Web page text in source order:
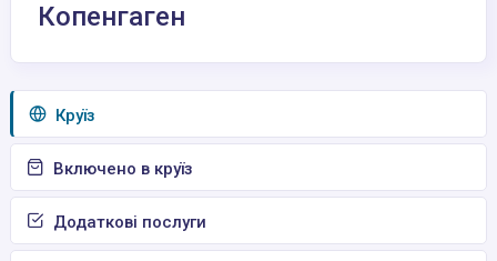
Копенгаген
Круїз
Включено в круїз
Додаткові послуги